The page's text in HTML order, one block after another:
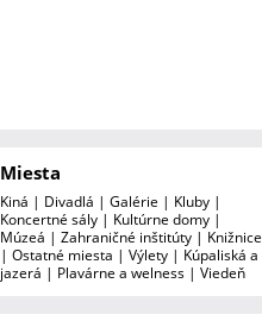
Miesta
Kiná | Divadlá | Galérie | Kluby |
Koncertné sály | Kultúrne domy |
Múzeá | Zahraničné inštitúty | Knižnice
| Ostatné miesta | Výlety | Kúpaliská a
jazerá | Plavárne a welness | Viedeň